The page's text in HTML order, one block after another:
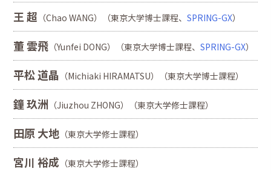
王 超 （Chao WANG）（東京大学博士課程、SPRING-GX）
董 雲飛 （Yunfei DONG）（東京大学博士課程、SPRING-GX）
平松 道晶 （Michiaki HIRAMATSU）（東京大学博士課程）
鐘 玖洲 （Jiuzhou ZHONG）（東京大学修士課程）
田原 大地 （東京大学修士課程）
宮川 裕成 （東京大学修士課程）